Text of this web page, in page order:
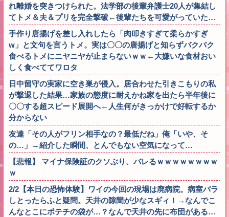
れ離婚を突きつけられた。法学部の後輩弁護士20人が集結し
てトメ＆夫＆プリを完全撃破←後輩たちを可愛がっていた…
手作り唐揚げを差し入れしたら「肉叩きすぎて柔らかすぎ
w」と文句を言うトメ。実は〇〇の唐揚げと知らずバクバク
食べるトメにニヤニヤが止まらないｗｗ←大嫌いな食材おい
しく食べててワロタ
日中留守の実家に空き巣が侵入。居合わせた引きこもりの私
が撃退した結果…家族の態度に耐えかね家を出たら半年後に
〇〇する超スピード展開へ←人生何がきっかけで好転するか
分からない
友達「その人がフリン相手なの？最低だね」俺「いや、そ
の…」→紹介した瞬間、とんでもない空気になって…
【悲報】 マイナ保険証のクソぶり、バレるｗｗｗｗｗｗｗｗ
ｗ
2/2【本日の恐怖体験】ワイの今回の現場は廃病院。病室バラ
しとったらふと疑問。天井の隙間が少なスギィ！→なんでこ
んなとこにポテチの袋が…？なんで天井の先に布団がある…